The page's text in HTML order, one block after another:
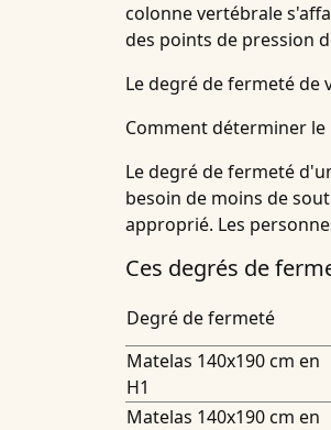
colonne vertébrale
des points de pression
Le degré de fermeté de
Comment déterminer le
Le degré de fermeté
besoin de moins de
approprié. Les
Ces degrés de
Degré de fermeté
Matelas 140x190 cm en
H1
Matelas 140x190 cm en